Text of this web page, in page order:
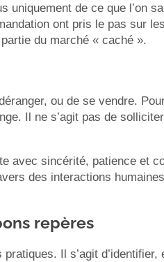
uniquement de ce que l’on
ont pris le pas sur
du marché « caché ».
ou de se vendre.
Il ne s’agit pas de
avec sincérité, patience et
des interactions
repères
Il s’agit d’identifier,